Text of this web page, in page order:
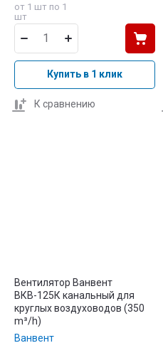
от 1 шт по 1
шт
Купить в 1 клик
К сравнению
Вентилятор Ванвент
ВКВ-125К канальный для
круглых воздуховодов (350
m³/h)
Ванвент